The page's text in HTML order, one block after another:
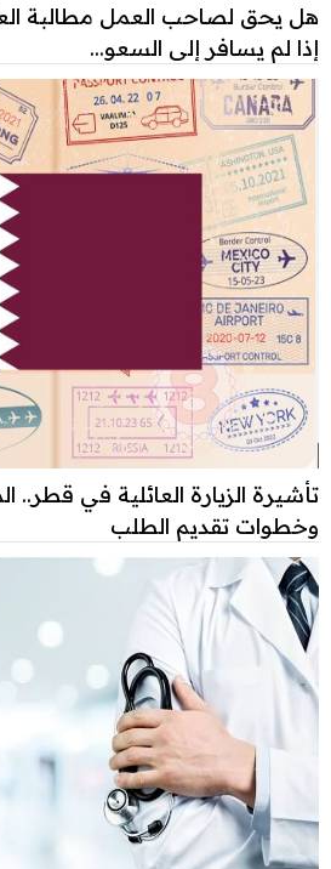
هل يحق لصاحب العمل مطالبة
إذا لم يسافر إلى السعو...
تأشيرة الزيارة العائلية في قطر..
وخطوات تقديم الطلب